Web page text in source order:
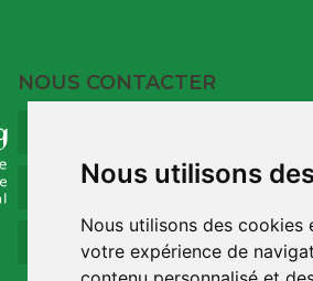
Nous utilisons
Nous utilisons des
votre expérience de
NOUS CONTACTER
09 73 32 35 00
contact@robindestoits.org